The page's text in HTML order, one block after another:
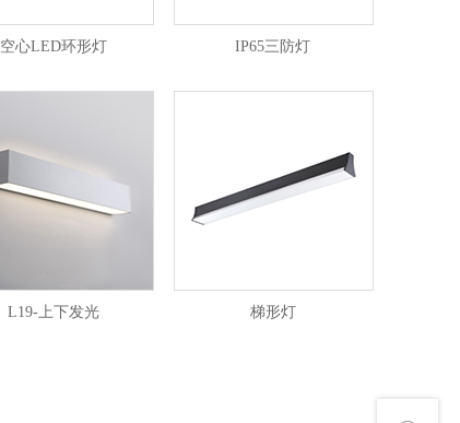
空心LED环形灯 IP65三防灯
L19-上下发光 梯形灯